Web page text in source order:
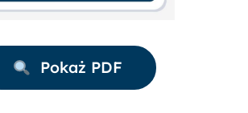
Pokaż PDF